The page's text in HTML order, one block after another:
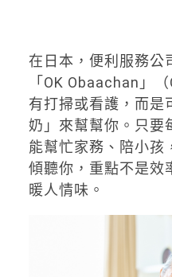
在日本，便利服務
「OK Obaachan」
有打掃或看護，而是
奶」來幫幫你。只要
能幫忙家務、陪小孩
傾聽你，重點不是效
暖人情味。